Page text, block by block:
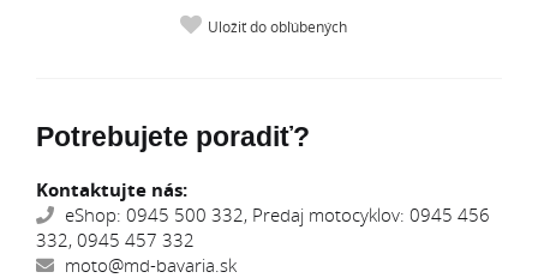
Uložiť do obľúbených
Potrebujete poradiť?
Kontaktujte nás:
eShop: 0945 500 332, Predaj motocyklov: 0945 456
332, 0945 457 332
moto@md-bavaria.sk